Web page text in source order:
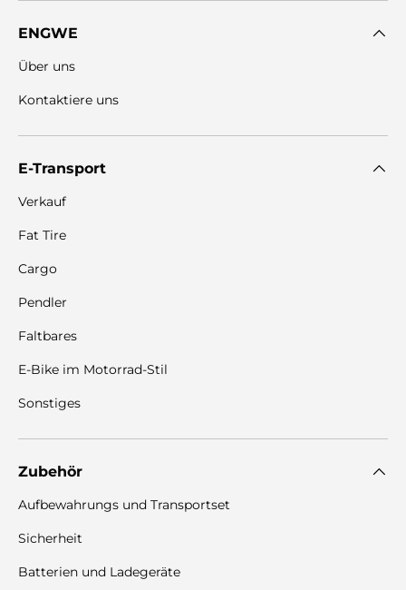
ENGWE
Über uns
Kontaktiere uns
E-Transport
Verkauf
Fat Tire
Cargo
Pendler
Faltbares
E-Bike im Motorrad-Stil
Sonstiges
Zubehör
Aufbewahrungs und Transportset
Sicherheit
Batterien und Ladegeräte